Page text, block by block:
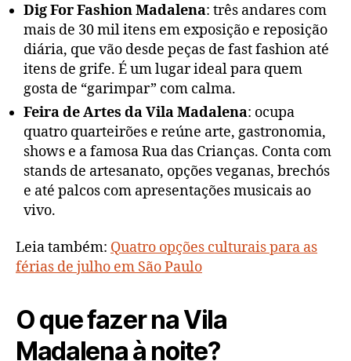
Dig For Fashion Madalena: três andares com
mais de 30 mil itens em exposição e reposição
diária, que vão desde peças de fast fashion até
itens de grife. É um lugar ideal para quem
gosta de “garimpar” com calma.
Feira de Artes da Vila Madalena: ocupa
quatro quarteirões e reúne arte, gastronomia,
shows e a famosa Rua das Crianças. Conta com
stands de artesanato, opções veganas, brechós
e até palcos com apresentações musicais ao
vivo.
Leia também: Quatro opções culturais para as
férias de julho em São Paulo
O que fazer na Vila
Madalena à noite​?